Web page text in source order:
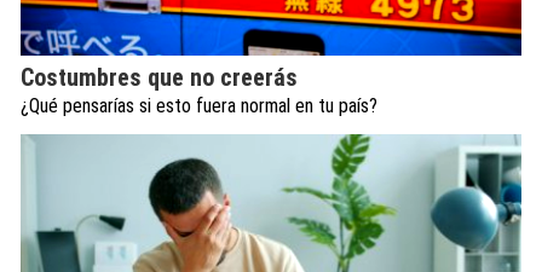
Costumbres que no creerás
¿Qué pensarías si esto fuera normal en tu país?